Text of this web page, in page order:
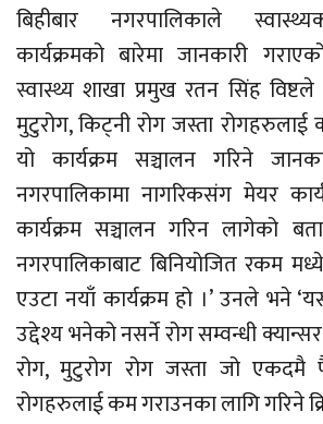
बिहीबार नगरपालिकाले
कार्यक्रमको बारेमा जानकारी
स्वास्थ्य शाखा प्रमुख रतन सिंह विष्टले
मुटुरोग, किट्नी रोग जस्ता
यो कार्यक्रम सञ्चालन गरिने
नगरपालिकामा नागरिकसंग मेयर
कार्यक्रम सञ्चालन गरिन लागेको
नगरपालिकाबाट बिनियोजित रकम
एउटा नयाँ कार्यक्रम हो ।’ उनले भने
उद्देश्य भनेको नसर्ने रोग सम्वन्धी
रोग, मुटुरोग रोग जस्ता जो
रोगहरुलाई कम गराउनका लागि गरिने